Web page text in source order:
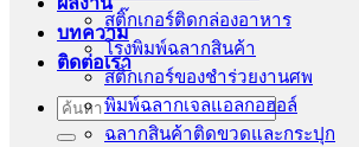
บทความ
ติดต่อเรา
ค้นหา:
สติ๊กเกอร์ติดกล่องอาหาร
โรงพิมพ์ฉลากสินค้า
สติ้กเกอร์ของชำร่วยงานศพ
พิมพ์ฉลากเจลแอลกอฮอล์
ฉลากสินค้าติดขวดและกระปุก